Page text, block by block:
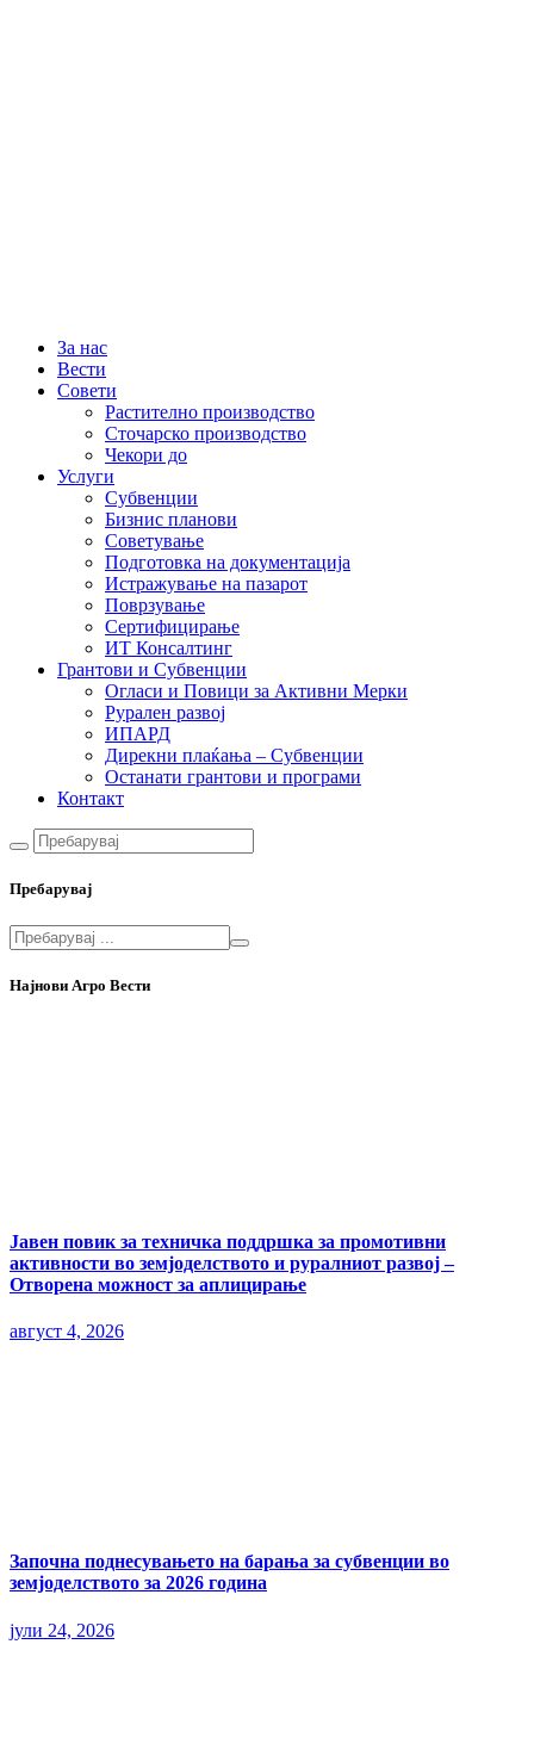
За нас
Вести
Совети
Растително производство
Сточарско производство
Чекори до
Услуги
Субвенции
Бизнис планови
Советување
Подготовка на документација
Истражување на пазарот
Поврзување
Сертифицирање
ИТ Консалтинг
Грантови и Субвенции
Огласи и Повици за Активни Мерки
Рурален развој
ИПАРД
Дирекни плаќања – Субвенции
Останати грантови и програми
Контакт
Пребарувај
Најнови Агро Вести
Јавен повик за техничка поддршка за промотивни
активности во земјоделството и руралниот развој –
Отворена можност за аплицирање
август 4, 2026
Започна поднесувањето на барања за субвенции во
земјоделството за 2026 година
јули 24, 2026